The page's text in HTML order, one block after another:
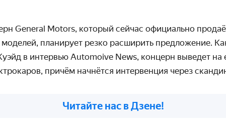
General Motors, который сейчас официально
планирует резко расширить предложение.
в интервью Automoive News, концерн выведет на
причём начнётся интервенция через
Читайте нас в Дзене!